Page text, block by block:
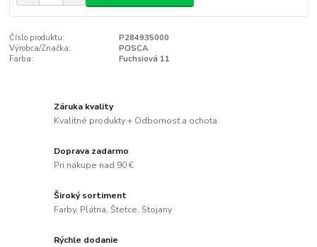
Číslo produktu:
P284935000
Výrobca/Značka:
POSCA
Farba:
Fuchsiová 11
Záruka kvality
Kvalitné produkty + Odbornosť a ochota
Doprava zadarmo
Pri nákupe nad 90 €
Široký sortiment
Farby, Plátna, Štetce, Stojany
Rýchle dodanie